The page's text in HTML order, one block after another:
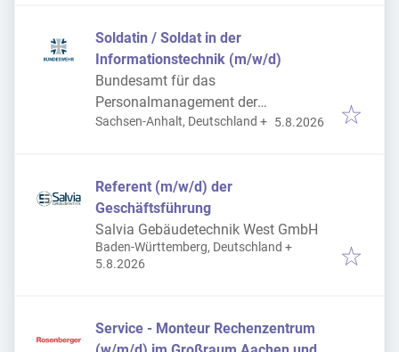
Soldatin / Soldat in der
Informationstechnik (m/w/d)
Bundesamt für das
Personalmanagement der
Bundeswehr
Sachsen-Anhalt, Deutschland + Veröffentlicht:
5.8.2026
Referent (m/w/d) der
Geschäftsführung
Salvia Gebäudetechnik West GmbH
Baden-Württemberg, Deutschland +
Veröffentlicht
5.8.2026
Service - Monteur Rechenzentrum